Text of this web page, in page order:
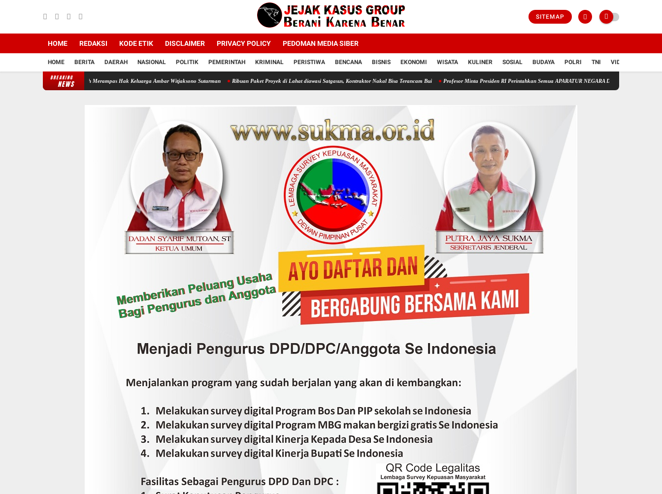
SITEMAP
HOME REDAKSI KODE ETIK DISCLAIMER PRIVACY POLICY PEDOMAN MEDIA SIBER
HOME BERITA DAERAH NASIONAL POLITIK PEMERINTAH KRIMINAL PERISTIWA BENCANA BISNIS EKONOMI WISATA KULINER SOSIAL BUDAYA POLRI TNI VIDIO
BREAKING
NEWS
Mafia Tanah Merampas Hak Keluarga Ambar Witjaksono Sutarman Ribuan Paket Proyek di Lahat diawasi Satgasus, Kontraktor Nakal Bisa Terancam Bui Profesor Minta Presiden RI Perintahkan Semua APARATUR NEGARA Di Seluruh Indonesia Tertibkan